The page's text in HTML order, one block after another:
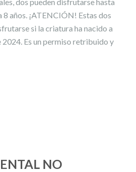
dos pueden disfrutarse hasta
8 años. ¡ATENCIÓN! Estas dos
si la criatura ha nacido a
Es un permiso retribuido y
NO